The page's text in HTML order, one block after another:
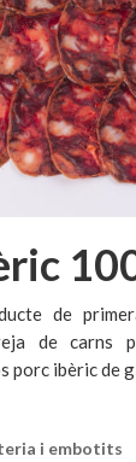
de
de carns
porc ibèric de
i embotits